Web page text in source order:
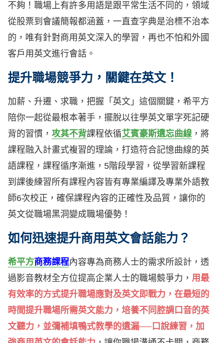
不夠！職場上有許多用語是跟平常生活不同的，領域
從股票到會議簡報都涵蓋，一直查字典是治標不治本
的，唯有針對商用英文深入的學習，再也不怕和外國
客戶用英文進行會話。
提升職場競爭力，關鍵在英文！
加薪、升遷、求職，把握「英文」這個關鍵，希平方
陪你一起從最根本著手，擺脫以往學英文單字死記硬
背的習慣， 攻其不背課程依循艾賓豪斯遺忘曲線 ，將
課程融入計畫式複習的理論，打造符合記憶曲線的英
語課程，課程循序漸進，5階段學習，從學習新課程
到課後練習所有課程內容皆有專業編譯及專業外語教
師6次校正，確保課程內容的正確性及品質，讓你的
英文從職場黑洞變成職場優勢！
如何迅速提升商用英文會話能力？
希平方商務課程內容專為商務人士的需求所設計，透
過影音教材全方位提高企業人士的職場競爭力， 用最
有效率的方式提升職場應對及英文即戰力，在最短的
時間提升職場所需英文能力，培養不同腔調口音的英
文聽力，並彌補填鴨式教學的遺漏──口說練習，加